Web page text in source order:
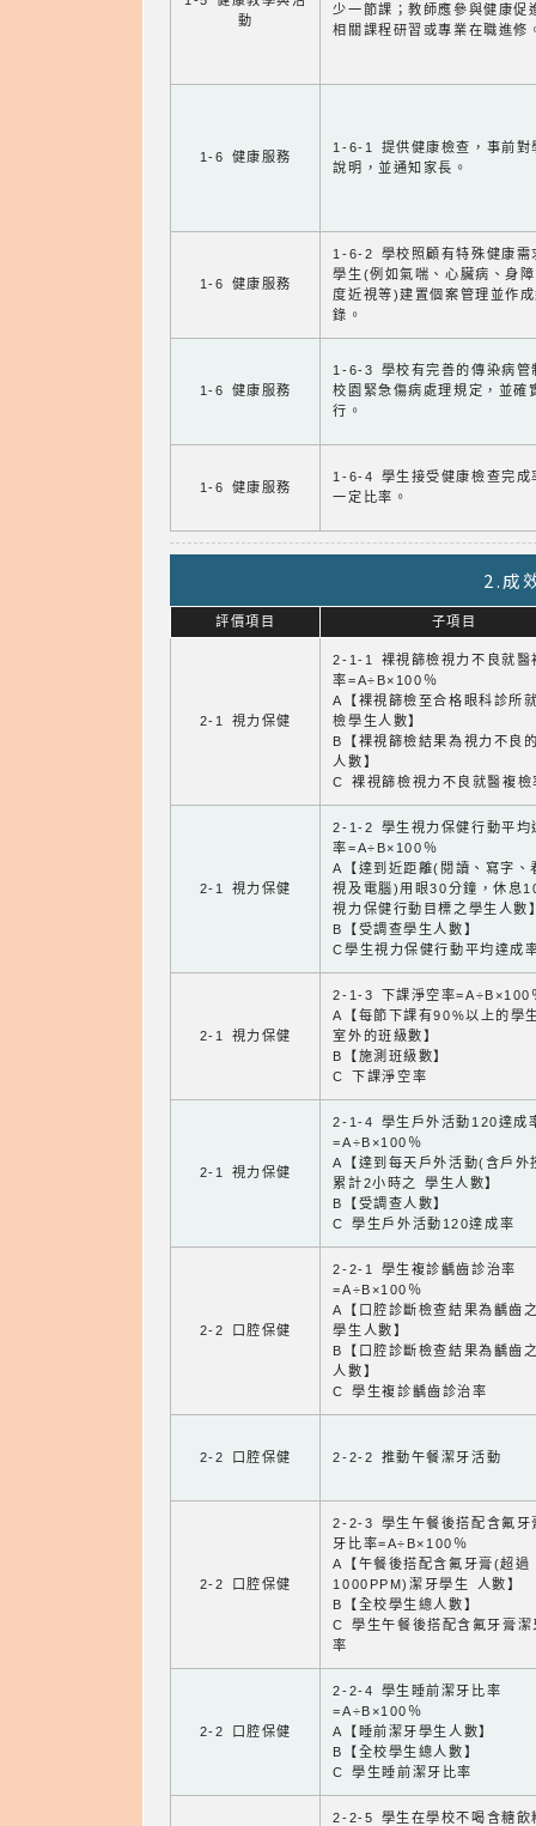
動
少一節課；教師應參與健康促
相關課程研習或專業在職進修
1-6 健康服務
1-6-1 提供健康檢查，事前對
說明，並通知家長。
1-6 健康服務
1-6-2 學校照顧有特殊健康需
學生(例如氣喘、心臟病、身
度近視等)建置個案管理並作
錄。
1-6 健康服務
1-6-3 學校有完善的傳染病管
校園緊急傷病處理規定，並確
行。
1-6 健康服務
1-6-4 學生接受健康檢查完成
一定比率。
2.成
評價項目 子項目
2-1 視力保健
2-1-1 裸視篩檢視力不良就醫
率=A÷B×100％
A【裸視篩檢至合格眼科診所
檢學生人數】
B【裸視篩檢結果為視力不良
人數】
C 裸視篩檢視力不良就醫複檢
2-1 視力保健
2-1-2 學生視力保健行動平均
率=A÷B×100％
A【達到近距離(閱讀、寫字、
視及電腦)用眼30分鐘，休息
視力保健行動目標之學生人數
B【受調查學生人數】
C學生視力保健行動平均達成
2-1 視力保健
2-1-3 下課淨空率=A÷B×100
A【每節下課有90%以上的學
室外的班級數】
B【施測班級數】
C 下課淨空率
2-1 視力保健
2-1-4 學生戶外活動120達成
=A÷B×100％
A【達到每天戶外活動(含戶外
累計2小時之 學生人數】
B【受調查人數】
C 學生戶外活動120達成率
2-2 口腔保健
2-2-1 學生複診齲齒診治率
=A÷B×100％
A【口腔診斷檢查結果為齲齒
學生人數】
B【口腔診斷檢查結果為齲齒
人數】
C 學生複診齲齒診治率
2-2 口腔保健 2-2-2 推動午餐潔牙活動
2-2 口腔保健
2-2-3 學生午餐後搭配含氟牙
牙比率=A÷B×100％
A【午餐後搭配含氟牙膏(超過
1000PPM)潔牙學生 人數】
B【全校學生總人數】
C 學生午餐後搭配含氟牙膏潔
率
2-2 口腔保健
2-2-4 學生睡前潔牙比率
=A÷B×100％
A【睡前潔牙學生人數】
B【全校學生總人數】
C 學生睡前潔牙比率
2-2-5 學生在學校不喝含糖飲